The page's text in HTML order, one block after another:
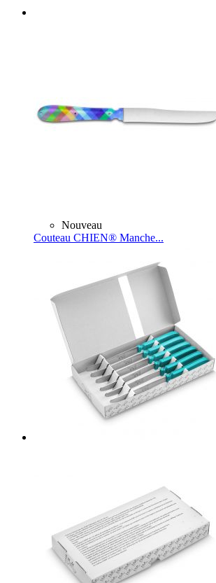
Nouveau
Couteau CHIEN® Manche...